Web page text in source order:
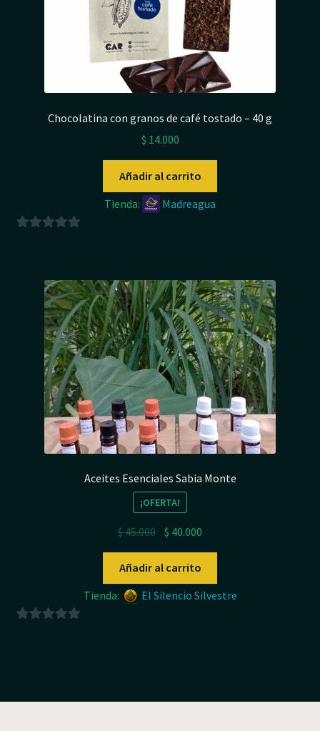
Chocolatina con granos de café tostado – 40 g
$ 14.000
Añadir al carrito
Tienda:
Madreagua
Aceites Esenciales Sabia Monte
¡OFERTA!
$45.000 El
original
era:
$ 45.000.
$ 40.000
es:
$ 40.000.
Añadir al carrito
Tienda:
El Silencio Silvestre